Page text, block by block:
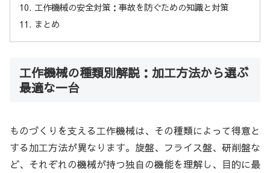
工作機械の安全対策：事故を防ぐための知識と対策
まとめ
工作機械の種類別解説：加工方法から選ぶ
最適な一台
ものづくりを支える工作機械は、その種類によって得意と
する加工方法が異なります。旋盤、フライス盤、研削盤な
ど、それぞれの機械が持つ独自の機能を理解し、目的に最